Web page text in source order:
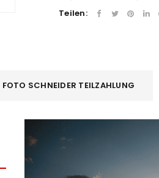
Teilen:
FOTO SCHNEIDER TEILZAHLUNG